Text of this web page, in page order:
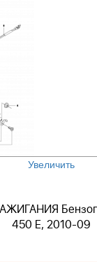
Увеличить
450 E, 2010-09